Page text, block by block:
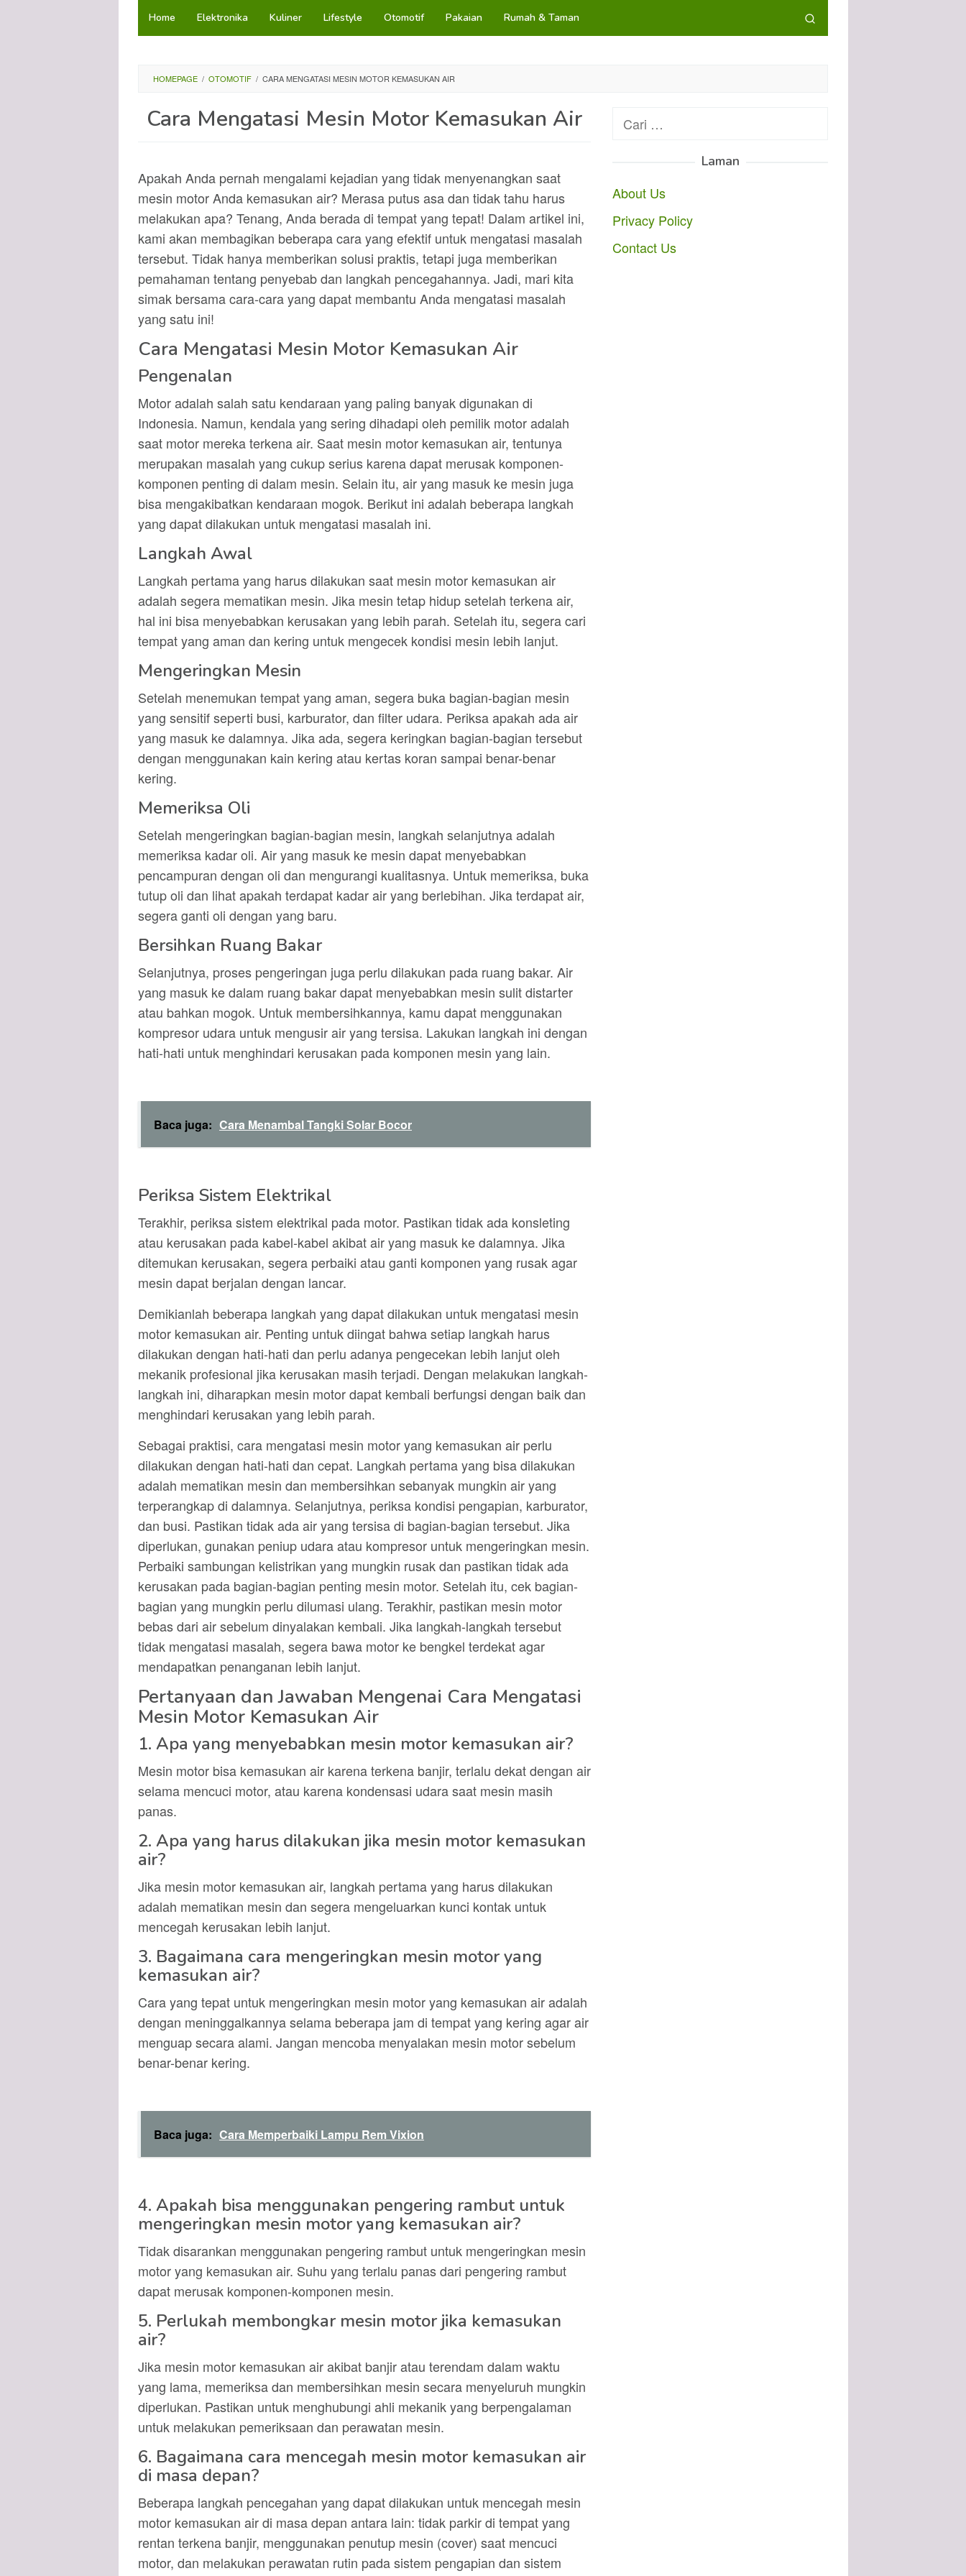
LoncatHome Elektronika Kuliner Lifestyle Otomotif Pakaian Rumah & Taman
HOMEPAGE / OTOMOTIF / CARA MENGATASI MESIN MOTOR KEMASUKAN AIR
Cara Mengatasi Mesin Motor Kemasukan Air
Apakah Anda pernah mengalami kejadian yang tidak menyenangkan saat
mesin motor Anda kemasukan air? Merasa putus asa dan tidak tahu harus
melakukan apa? Tenang, Anda berada di tempat yang tepat! Dalam artikel ini,
kami akan membagikan beberapa cara yang efektif untuk mengatasi masalah
tersebut. Tidak hanya memberikan solusi praktis, tetapi juga memberikan
pemahaman tentang penyebab dan langkah pencegahannya. Jadi, mari kita
simak bersama cara-cara yang dapat membantu Anda mengatasi masalah
yang satu ini!
Cara Mengatasi Mesin Motor Kemasukan Air
Pengenalan
Motor adalah salah satu kendaraan yang paling banyak digunakan di
Indonesia. Namun, kendala yang sering dihadapi oleh pemilik motor adalah
saat motor mereka terkena air. Saat mesin motor kemasukan air, tentunya
merupakan masalah yang cukup serius karena dapat merusak komponen-
komponen penting di dalam mesin. Selain itu, air yang masuk ke mesin juga
bisa mengakibatkan kendaraan mogok. Berikut ini adalah beberapa langkah
yang dapat dilakukan untuk mengatasi masalah ini.
Langkah Awal
Langkah pertama yang harus dilakukan saat mesin motor kemasukan air
adalah segera mematikan mesin. Jika mesin tetap hidup setelah terkena air,
hal ini bisa menyebabkan kerusakan yang lebih parah. Setelah itu, segera cari
tempat yang aman dan kering untuk mengecek kondisi mesin lebih lanjut.
Mengeringkan Mesin
Setelah menemukan tempat yang aman, segera buka bagian-bagian mesin
yang sensitif seperti busi, karburator, dan filter udara. Periksa apakah ada air
yang masuk ke dalamnya. Jika ada, segera keringkan bagian-bagian tersebut
dengan menggunakan kain kering atau kertas koran sampai benar-benar
kering.
Memeriksa Oli
Setelah mengeringkan bagian-bagian mesin, langkah selanjutnya adalah
memeriksa kadar oli. Air yang masuk ke mesin dapat menyebabkan
pencampuran dengan oli dan mengurangi kualitasnya. Untuk memeriksa, buka
tutup oli dan lihat apakah terdapat kadar air yang berlebihan. Jika terdapat air,
segera ganti oli dengan yang baru.
Bersihkan Ruang Bakar
Selanjutnya, proses pengeringan juga perlu dilakukan pada ruang bakar. Air
yang masuk ke dalam ruang bakar dapat menyebabkan mesin sulit distarter
atau bahkan mogok. Untuk membersihkannya, kamu dapat menggunakan
kompresor udara untuk mengusir air yang tersisa. Lakukan langkah ini dengan
hati-hati untuk menghindari kerusakan pada komponen mesin yang lain.
Baca juga: Cara Menambal Tangki Solar Bocor
Periksa Sistem Elektrikal
Terakhir, periksa sistem elektrikal pada motor. Pastikan tidak ada konsleting
atau kerusakan pada kabel-kabel akibat air yang masuk ke dalamnya. Jika
ditemukan kerusakan, segera perbaiki atau ganti komponen yang rusak agar
mesin dapat berjalan dengan lancar.
Demikianlah beberapa langkah yang dapat dilakukan untuk mengatasi mesin
motor kemasukan air. Penting untuk diingat bahwa setiap langkah harus
dilakukan dengan hati-hati dan perlu adanya pengecekan lebih lanjut oleh
mekanik profesional jika kerusakan masih terjadi. Dengan melakukan langkah-
langkah ini, diharapkan mesin motor dapat kembali berfungsi dengan baik dan
menghindari kerusakan yang lebih parah.
Sebagai praktisi, cara mengatasi mesin motor yang kemasukan air perlu
dilakukan dengan hati-hati dan cepat. Langkah pertama yang bisa dilakukan
adalah mematikan mesin dan membersihkan sebanyak mungkin air yang
terperangkap di dalamnya. Selanjutnya, periksa kondisi pengapian, karburator,
dan busi. Pastikan tidak ada air yang tersisa di bagian-bagian tersebut. Jika
diperlukan, gunakan peniup udara atau kompresor untuk mengeringkan mesin.
Perbaiki sambungan kelistrikan yang mungkin rusak dan pastikan tidak ada
kerusakan pada bagian-bagian penting mesin motor. Setelah itu, cek bagian-
bagian yang mungkin perlu dilumasi ulang. Terakhir, pastikan mesin motor
bebas dari air sebelum dinyalakan kembali. Jika langkah-langkah tersebut
tidak mengatasi masalah, segera bawa motor ke bengkel terdekat agar
mendapatkan penanganan lebih lanjut.
Pertanyaan dan Jawaban Mengenai Cara Mengatasi
Mesin Motor Kemasukan Air
1. Apa yang menyebabkan mesin motor kemasukan air?
Mesin motor bisa kemasukan air karena terkena banjir, terlalu dekat dengan air
selama mencuci motor, atau karena kondensasi udara saat mesin masih
panas.
2. Apa yang harus dilakukan jika mesin motor kemasukan
air?
Jika mesin motor kemasukan air, langkah pertama yang harus dilakukan
adalah mematikan mesin dan segera mengeluarkan kunci kontak untuk
mencegah kerusakan lebih lanjut.
3. Bagaimana cara mengeringkan mesin motor yang
kemasukan air?
Cara yang tepat untuk mengeringkan mesin motor yang kemasukan air adalah
dengan meninggalkannya selama beberapa jam di tempat yang kering agar air
menguap secara alami. Jangan mencoba menyalakan mesin motor sebelum
benar-benar kering.
Baca juga: Cara Memperbaiki Lampu Rem Vixion
4. Apakah bisa menggunakan pengering rambut untuk
mengeringkan mesin motor yang kemasukan air?
Tidak disarankan menggunakan pengering rambut untuk mengeringkan mesin
motor yang kemasukan air. Suhu yang terlalu panas dari pengering rambut
dapat merusak komponen-komponen mesin.
5. Perlukah membongkar mesin motor jika kemasukan
air?
Jika mesin motor kemasukan air akibat banjir atau terendam dalam waktu
yang lama, memeriksa dan membersihkan mesin secara menyeluruh mungkin
diperlukan. Pastikan untuk menghubungi ahli mekanik yang berpengalaman
untuk melakukan pemeriksaan dan perawatan mesin.
6. Bagaimana cara mencegah mesin motor kemasukan air
di masa depan?
Beberapa langkah pencegahan yang dapat dilakukan untuk mencegah mesin
motor kemasukan air di masa depan antara lain: tidak parkir di tempat yang
rentan terkena banjir, menggunakan penutup mesin (cover) saat mencuci
motor, dan melakukan perawatan rutin pada sistem pengapian dan sistem
Cari
Laman
About Us
Privacy Policy
Contact Us